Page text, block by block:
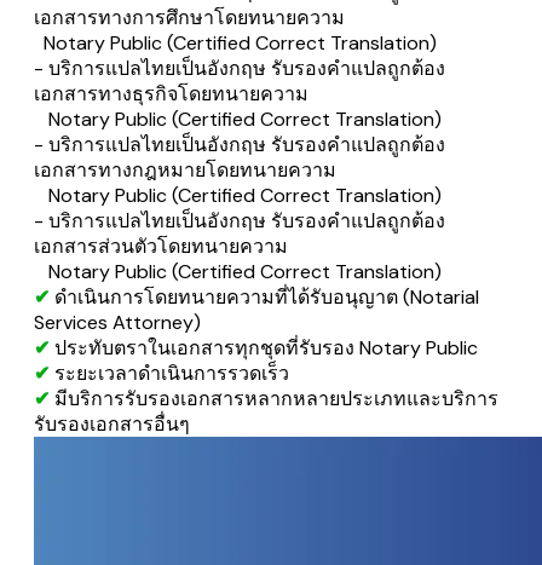
เอกสารทางการศึกษาโดยทนายความ
Notary Public (Certified Correct Translation)
- บริการแปลไทยเป็นอังกฤษ รับรองคำแปลถูกต้อง
เอกสารทางธุรกิจโดยทนายความ
Notary Public (Certified Correct Translation)
- บริการแปลไทยเป็นอังกฤษ รับรองคำแปลถูกต้อง
เอกสารทางกฎหมายโดยทนายความ
Notary Public (Certified Correct Translation)
- บริการแปลไทยเป็นอังกฤษ รับรองคำแปลถูกต้อง
เอกสารส่วนตัวโดยทนายความ
​ Notary Public (Certified Correct Translation)
✔ ดำเนินการโดยทนายความที่ได้รับอนุญาต (Notarial
Services Attorney)
✔ ประทับตราในเอกสารทุกชุดที่รับรอง Notary Public
✔ ​ระยะเวลาดำเนินการรวดเร็ว
✔ มีบริการรับรองเอกสารหลากหลายประเภทและบริการ
รับรองเอกสารอื่นๆ